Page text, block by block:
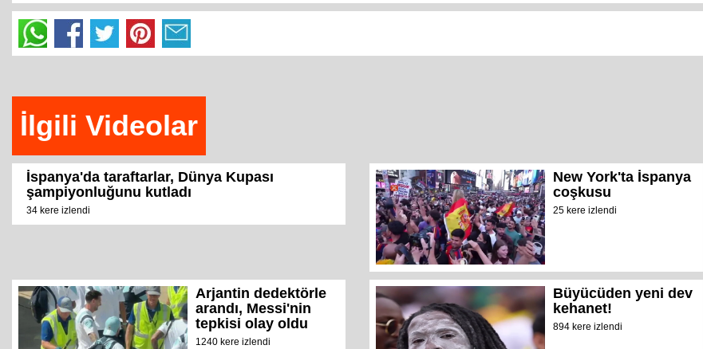
İlgili Videolar
İspanya'da taraftarlar, Dünya Kupası
şampiyonluğunu kutladı
34 kere izlendi
New York'ta İspanya
coşkusu
25 kere izlendi
Arjantin dedektörle
arandı, Messi'nin
tepkisi olay oldu
1240 kere izlendi
Büyücüden yeni dev
kehanet!
894 kere izlendi